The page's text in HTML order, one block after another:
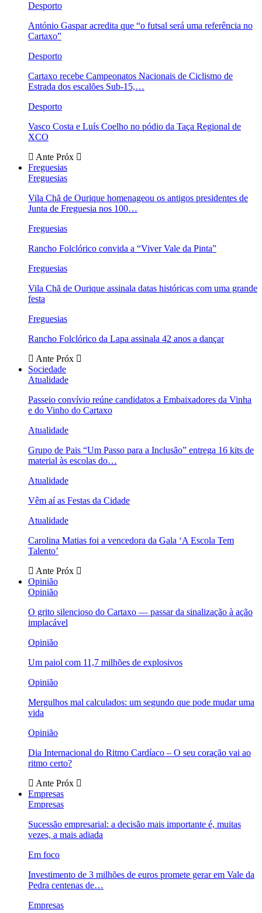
Desporto
António Gaspar acredita que “o futsal será uma referência no
Cartaxo”
Desporto
Cartaxo recebe Campeonatos Nacionais de Ciclismo de
Estrada dos escalões Sub-15,…
Desporto
Vasco Costa e Luís Coelho no pódio da Taça Regional de
XCO
Ante Próx
Freguesias
Freguesias
Vila Chã de Ourique homenageou os antigos presidentes de
Junta de Freguesia nos 100…
Freguesias
Rancho Folclórico convida a “Viver Vale da Pinta”
Freguesias
Vila Chã de Ourique assinala datas históricas com uma grande
festa
Freguesias
Rancho Folclórico da Lapa assinala 42 anos a dançar
Ante Próx
Sociedade
Atualidade
Passeio convívio reúne candidatos a Embaixadores da Vinha
e do Vinho do Cartaxo
Atualidade
Grupo de Pais “Um Passo para a Inclusão” entrega 16 kits de
material às escolas do…
Atualidade
Vêm aí as Festas da Cidade
Atualidade
Carolina Matias foi a vencedora da Gala ‘A Escola Tem
Talento’
Ante Próx
Opinião
Opinião
O grito silencioso do Cartaxo — passar da sinalização à ação
implacável
Opinião
Um paiol com 11,7 milhões de explosivos
Opinião
Mergulhos mal calculados: um segundo que pode mudar uma
vida
Opinião
Dia Internacional do Ritmo Cardíaco – O seu coração vai ao
ritmo certo?
Ante Próx
Empresas
Empresas
Sucessão empresarial: a decisão mais importante é, muitas
vezes, a mais adiada
Em foco
Investimento de 3 milhões de euros promete gerar em Vale da
Pedra centenas de…
Empresas